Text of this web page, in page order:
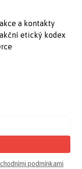
a kontakty
etický kodex
podmínkami